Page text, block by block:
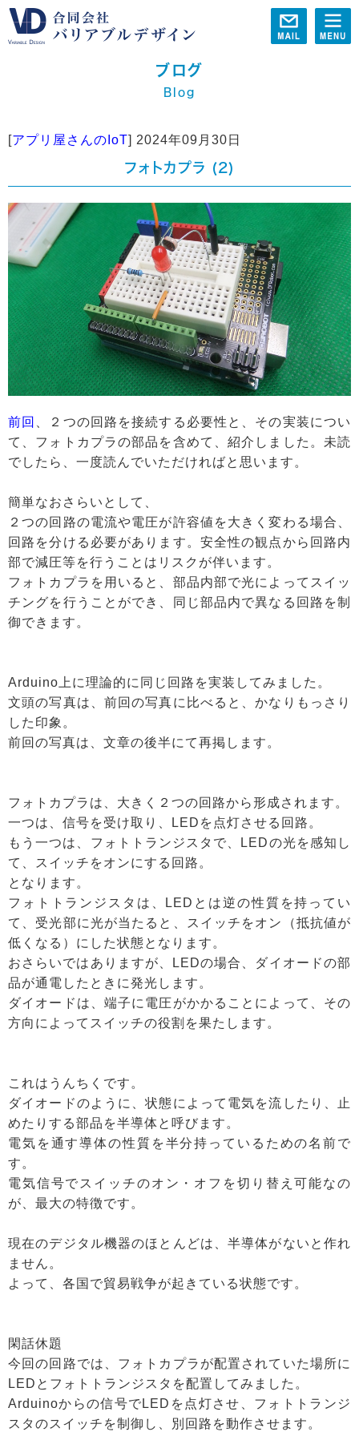
ブログ
Blog
[アプリ屋さんのIoT] 2024年09月30日
フォトカプラ (2)
前回
、２つの回路を接続する必要性と、その実装につい
て、フォトカプラの部品を含めて、紹介しました。未読
でしたら、一度読んでいただければと思います。
簡単なおさらいとして、
２つの回路の電流や電圧が許容値を大きく変わる場合、
回路を分ける必要があります。安全性の観点から回路内
部で減圧等を行うことはリスクが伴います。
フォトカプラを用いると、部品内部で光によってスイッ
チングを行うことができ、同じ部品内で異なる回路を制
御できます。
Arduino上に理論的に同じ回路を実装してみました。
文頭の写真は、前回の写真に比べると、かなりもっさり
した印象。
前回の写真は、文章の後半にて再掲します。
フォトカプラは、大きく２つの回路から形成されます。
一つは、信号を受け取り、LEDを点灯させる回路。
もう一つは、フォトトランジスタで、LEDの光を感知し
て、スイッチをオンにする回路。
となります。
フォトトランジスタは、LEDとは逆の性質を持ってい
て、受光部に光が当たると、スイッチをオン（抵抗値が
低くなる）にした状態となります。
おさらいではありますが、LEDの場合、ダイオードの部
品が通電したときに発光します。
ダイオードは、端子に電圧がかかることによって、その
方向によってスイッチの役割を果たします。
これはうんちくです。
ダイオードのように、状態によって電気を流したり、止
めたりする部品を半導体と呼びます。
電気を通す導体の性質を半分持っているための名前で
す。
電気信号でスイッチのオン・オフを切り替え可能なの
が、最大の特徴です。
現在のデジタル機器のほとんどは、半導体がないと作れ
ません。
よって、各国で貿易戦争が起きている状態です。
閑話休題
今回の回路では、フォトカプラが配置されていた場所に
LEDとフォトトランジスタを配置してみました。
Arduinoからの信号でLEDを点灯させ、フォトトランジ
スタのスイッチを制御し、別回路を動作させます。